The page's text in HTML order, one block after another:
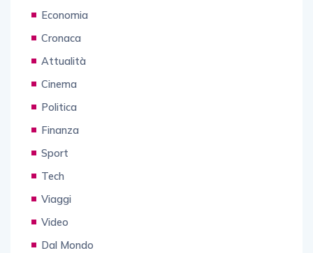
Economia
Cronaca
Attualità
Cinema
Politica
Finanza
Sport
Tech
Viaggi
Video
Dal Mondo